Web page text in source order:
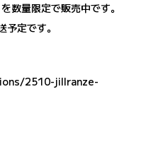
数量限定で販売中です。
定です。
2510-jillranze-